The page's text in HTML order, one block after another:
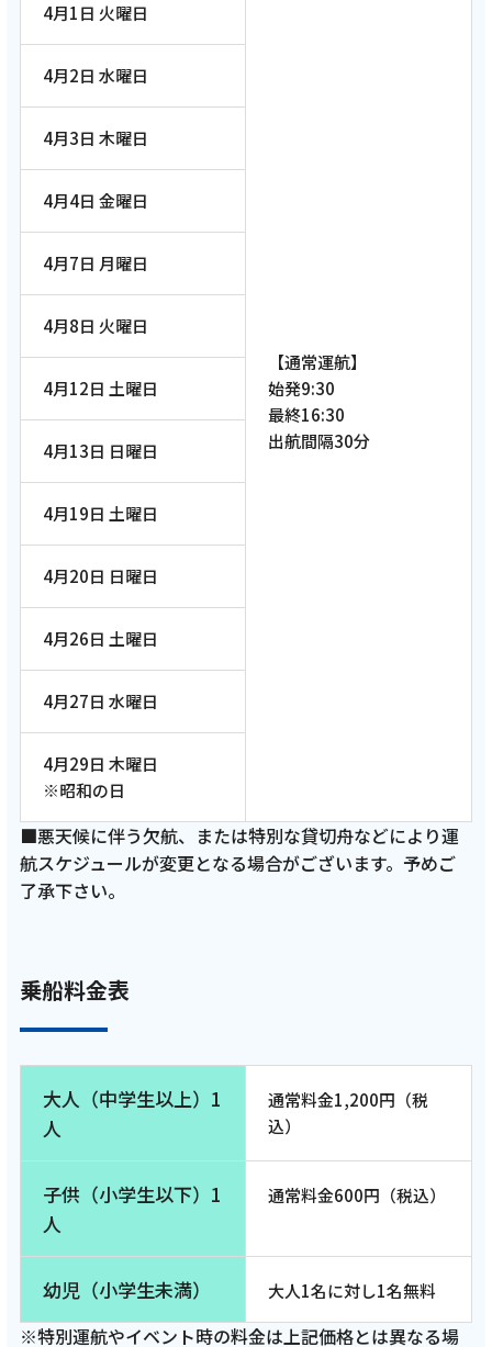
4月1日 火曜日
【通常運航】
始発9:30
最終16:30
出航間隔30分
4月2日 水曜日
4月3日 木曜日
4月4日 金曜日
4月7日 月曜日
4月8日 火曜日
4月12日 土曜日
4月13日 日曜日
4月19日 土曜日
4月20日 日曜日
4月26日 土曜日
4月27日 水曜日
4月29日 木曜日
※昭和の日
■悪天候に伴う欠航、または特別な貸切舟などにより運
航スケジュールが変更となる場合がございます。予めご
了承下さい。
乗船料金表
大人（中学生以上）1
人
通常料金1,200円（税
込）
子供（小学生以下）1
人
通常料金600円（税込）
幼児（小学生未満） 大人1名に対し1名無料
※特別運航やイベント時の料金は上記価格とは異なる場